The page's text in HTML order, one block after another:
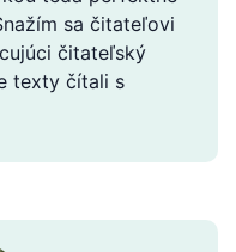
sa čitateľovi
čitateľský
texty čítali s